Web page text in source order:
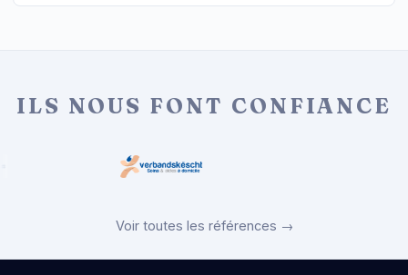
ILS NOUS FONT CONFIANCE
Voir toutes les références →